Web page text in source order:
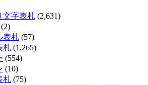
文字表札 (2,631)
(2)
表札 (57)
札 (1,265)
(554)
(10)
札 (75)